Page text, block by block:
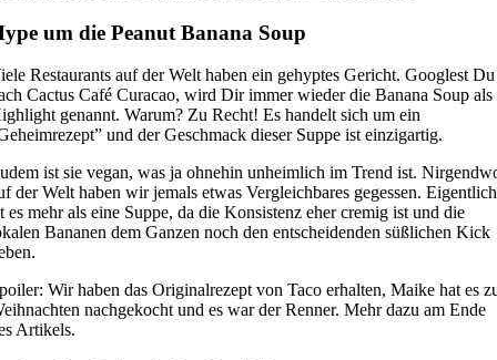
um die Peanut Banana Soup
Restaurants auf der Welt haben ein gehyptes Gericht. Googlest Du
Cactus Café Curacao, wird Dir immer wieder die Banana Soup als
genannt. Warum? Zu Recht! Es handelt sich um ein
und der Geschmack dieser Suppe ist einzigartig.
ist sie vegan, was ja ohnehin unheimlich im Trend ist.
der Welt haben wir jemals etwas Vergleichbares gegessen. Eigentlich
es mehr als eine Suppe, da die Konsistenz eher cremig ist und die
Bananen dem Ganzen noch den entscheidenden süßlichen Kick
Wir haben das Originalrezept von Taco erhalten, Maike hat es
nachgekocht und es war der Renner. Mehr dazu am Ende
Artikels.